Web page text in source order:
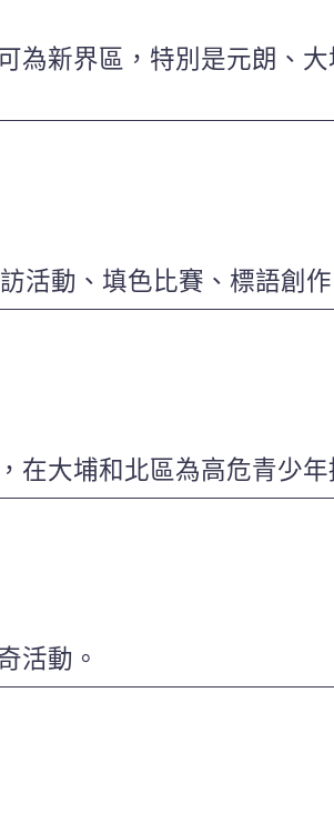
為新界區，特別是元朗、
活動、填色比賽、標語創
大埔和北區為高危青少
活動。